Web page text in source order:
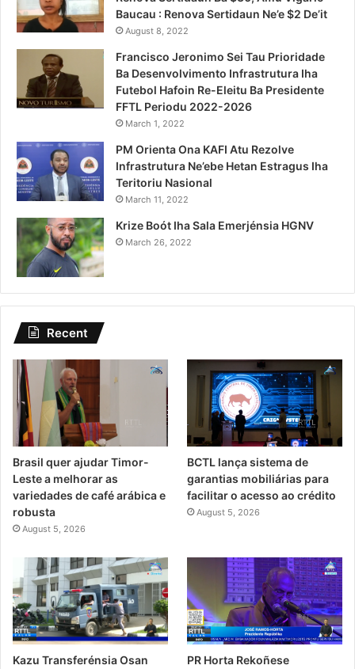
Baucau : Renova Sertidaun Ne’e $2 De’it
August 8, 2022
Francisco Jeronimo Sei Tau Prioridade
Ba Desenvolvimento Infrastrutura Iha
Futebol Hafoin Re-Eleitu Ba Presidente
FFTL Periodu 2022-2026
March 1, 2022
PM Orienta Ona KAFI Atu Rezolve
Infrastrutura Ne’ebe Hetan Estragus Iha
Teritoriu Nasional
March 11, 2022
Krize Boót Iha Sala Emerjénsia HGNV
March 26, 2022
Recent
Brasil quer ajudar Timor-
Leste a melhorar as
variedades de café arábica e
robusta
August 5, 2026
BCTL lança sistema de
garantias mobiliárias para
facilitar o acesso ao crédito
August 5, 2026
Kazu Transferénsia Osan
PR Horta Rekoñese